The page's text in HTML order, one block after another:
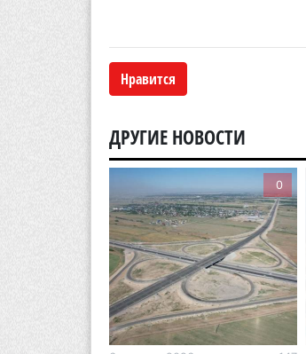
Нравится
ДРУГИЕ НОВОСТИ
0